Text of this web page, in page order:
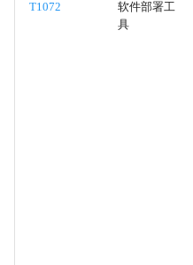
多跳代理
T1072
软件部署工
具